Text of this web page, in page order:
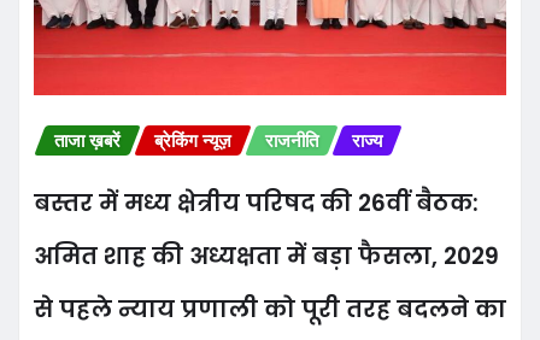
ताजा ख़बरें ब्रेकिंग न्यूज़ राजनीति राज्य
बस्तर में मध्य क्षेत्रीय परिषद की 26वीं बैठक:
अमित शाह की अध्यक्षता में बड़ा फैसला, 2029
से पहले न्याय प्रणाली को पूरी तरह बदलने का